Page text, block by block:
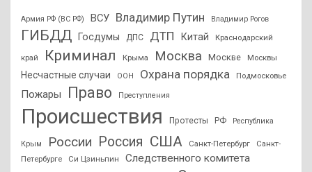
Армия РФ (ВС РФ) ВСУ Владимир Путин Владимир Рогов
ГИБДД Госдумы ДПС ДТП Китай Краснодарский
край Криминал Крыма Москва Москве Москвы
Несчастные случаи ООН Охрана порядка Подмосковье
Пожары Право Преступления
Происшествия Протесты РФ Республика
Крым России Россия США Санкт-Петербург
Санкт-
Петербурге
Си Цзиньпин
Следственного комитета